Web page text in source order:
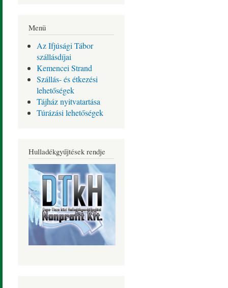
Menü
Az Ifjúsági Tábor
szállásdíjai
Kemencei Strand
Szállás- és étkezési
lehetőségek
Tájház nyitvatartása
Túrázási lehetőségek
Hulladékgyűjtések rendje